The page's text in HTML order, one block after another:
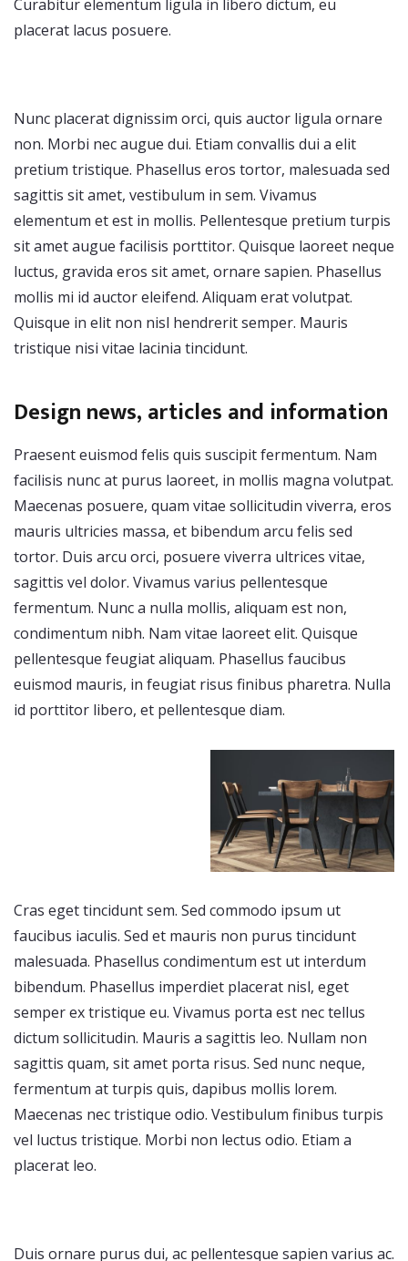
Curabitur elementum ligula in libero dictum, eu
placerat lacus posuere.
Nunc placerat dignissim orci, quis auctor ligula ornare
non. Morbi nec augue dui. Etiam convallis dui a elit
pretium tristique. Phasellus eros tortor, malesuada sed
sagittis sit amet, vestibulum in sem. Vivamus
elementum et est in mollis. Pellentesque pretium turpis
sit amet augue facilisis porttitor. Quisque laoreet neque
luctus, gravida eros sit amet, ornare sapien. Phasellus
mollis mi id auctor eleifend. Aliquam erat volutpat.
Quisque in elit non nisl hendrerit semper. Mauris
tristique nisi vitae lacinia tincidunt.
Design news, articles and information
Praesent euismod felis quis suscipit fermentum. Nam
facilisis nunc at purus laoreet, in mollis magna volutpat.
Maecenas posuere, quam vitae sollicitudin viverra, eros
mauris ultricies massa, et bibendum arcu felis sed
tortor. Duis arcu orci, posuere viverra ultrices vitae,
sagittis vel dolor. Vivamus varius pellentesque
fermentum. Nunc a nulla mollis, aliquam est non,
condimentum nibh. Nam vitae laoreet elit. Quisque
pellentesque feugiat aliquam. Phasellus faucibus
euismod mauris, in feugiat risus finibus pharetra. Nulla
id porttitor libero, et pellentesque diam.
Cras eget tincidunt sem. Sed commodo ipsum ut
faucibus iaculis. Sed et mauris non purus tincidunt
malesuada. Phasellus condimentum est ut interdum
bibendum. Phasellus imperdiet placerat nisl, eget
semper ex tristique eu. Vivamus porta est nec tellus
dictum sollicitudin. Mauris a sagittis leo. Nullam non
sagittis quam, sit amet porta risus. Sed nunc neque,
fermentum at turpis quis, dapibus mollis lorem.
Maecenas nec tristique odio. Vestibulum finibus turpis
vel luctus tristique. Morbi non lectus odio. Etiam a
placerat leo.
Duis ornare purus dui, ac pellentesque sapien varius ac.